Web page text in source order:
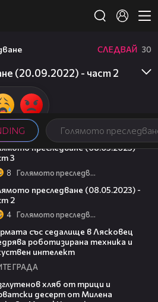
Голямото
СЛЕДВАЙ 30
(20.09.2022) - част 2
преследване (08.05.2023) -
3
8 Голямото преследване
преследване (08.05.2023) -
2
4 Голямото преследване
със седалище в Лясковец
роботизирана техника и
интелект
ГРАДА
хляб от трици и
десерт от Милена